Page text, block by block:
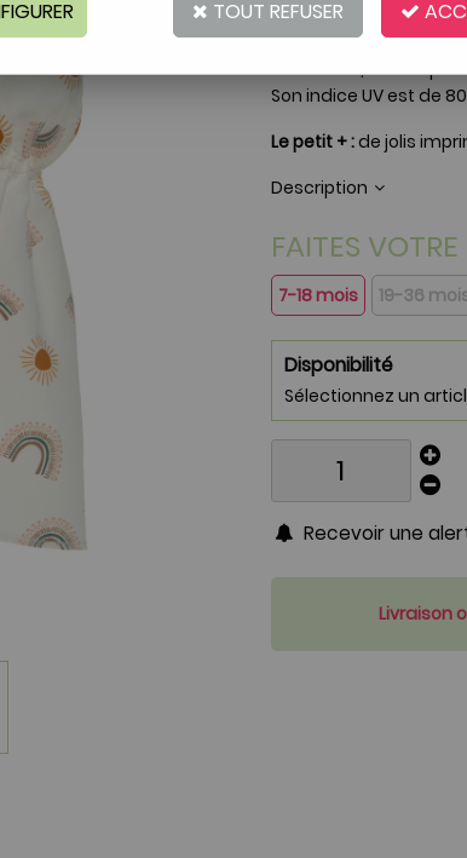
Réf. :AR0002992
Lacasquette
couvrante, elle
Son indice UV est de
Le petit + :de jolis
Description
FAITES
7-18 mois 19-36
Disponibilité
Sélectionnez un
Recevoir une
Livraison
TOUT REFUSER